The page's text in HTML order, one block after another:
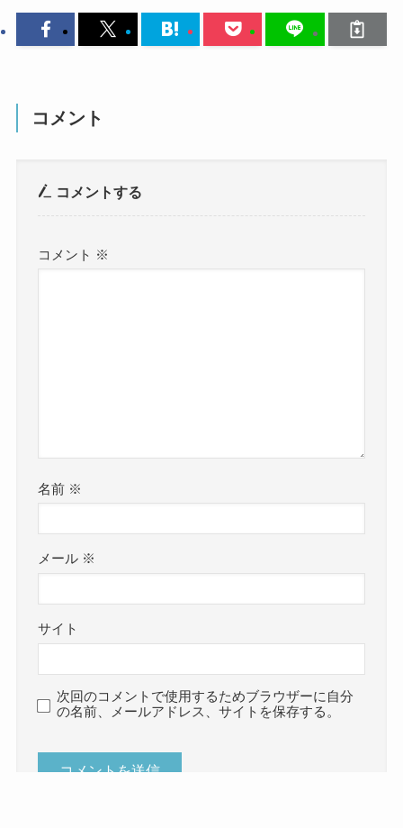
コメント
コメントする
コメント ※
名前 ※
メール ※
サイト
次回のコメントで使用するためブラウザーに自分
の名前、メールアドレス、サイトを保存する。